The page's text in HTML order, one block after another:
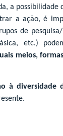
a
a ação, é
de
etc.)
meios,
à diversidade